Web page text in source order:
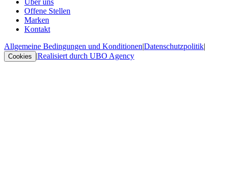
Offene Stellen
Marken
Kontakt
Allgemeine Bedingungen und Konditionen|Datenschutzpolitik|
Cookies |Realisiert durch UBO Agency